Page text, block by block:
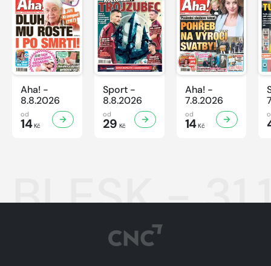
Aha! -
8.8.2026
od
14Kč
Sport -
8.8.2026
od
29 Kč
Aha! -
7.8.2026
od
14Kč
BLESK -